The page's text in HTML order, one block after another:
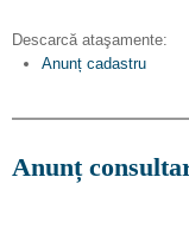
Descarcă ataşamente:
Anunț cadastru
Anunț